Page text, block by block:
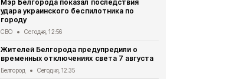
Мэр Белгорода показал последствия
удара украинского беспилотника по
городу
СВО Сегодня, 12:56
Жителей Белгорода предупредили о
временных отключениях света 7 августа
Белгород Сегодня, 12:35